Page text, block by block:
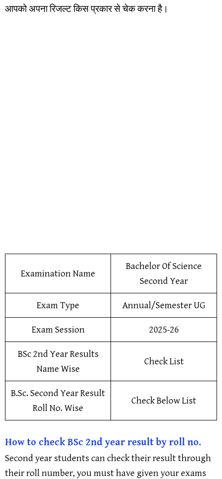
आपको अपना रिजल्ट किस प्रकार से चेक करना है।
Examination Name
Bachelor Of Science
Second Year
Exam Type Annual/Semester UG
Exam Session 2025-26
BSc 2nd Year Results
Name Wise
Check List
B.Sc. Second Year Result
Roll No. Wise
Check Below List
How to check BSc 2nd year result by roll no.
Second year students can check their result through
their roll number, you must have given your exams